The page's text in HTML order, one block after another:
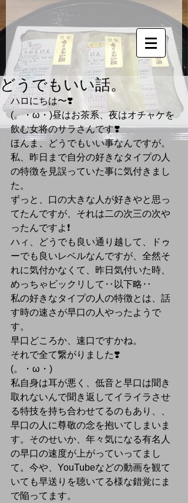
どうでもいい話。
ハロにちは〜❣️
(。・ω・)昼はお茶系、夜はオチャケを
飲む女将のサラさんです❣️
ほんま、どうでもいい事なんですが。
私、昨日まで自分の好きなタイプの人
の特徴を見誤っていた事に気付きまし
た。
ずっと、口の大きな人が好きやと思っ
てたんですが、それは二の次三の次や
ったんですよ❗️
ハィ、どうでも良い通り越して、ドゥ
ーでも良いレベルなんですが、全然そ
れに気付かなくて、昨日気付いた時、
めっちゃビックリして‥以下略‥
私の好きなタイプの人の特徴とは、話
す時の速さが早口の人やったようで
す。
早口どころか、速口ですかね。
それで全て繋がりました❣️
(。・ω・)
私自身は耳が悪く、低音と早口は聞き
取れないんで聞き返してイライラさせ
る特技を持ち合わせてるのもあり、、
早口の人に尊敬の念を抱いてしまいま
す。そのせいか、年々気になる有名人
の早口の速度が上がっていってまし
て。今や、YouTubeなどの動画を観て
いても早送りを聴いてる様な錯覚にま
で陥ってます。